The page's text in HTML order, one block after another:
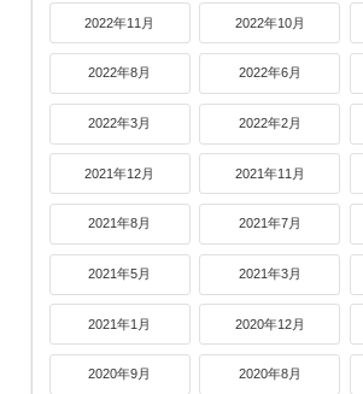
2022年11月 2022年10月
2022年8月 2022年6月
2022年3月 2022年2月
2021年12月 2021年11月
2021年8月 2021年7月
2021年5月 2021年3月
2021年1月 2020年12月
2020年9月 2020年8月